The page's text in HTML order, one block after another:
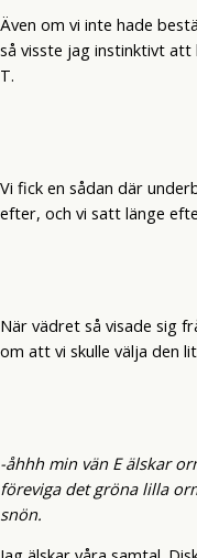
Även om vi inte hade
så visste jag instinktivt att
T.
Vi fick en sådan där
efter, och vi satt länge
När vädret så visade sig
om att vi skulle välja den
-åhhh min vän E älskar
föreviga det gröna lilla
snön.